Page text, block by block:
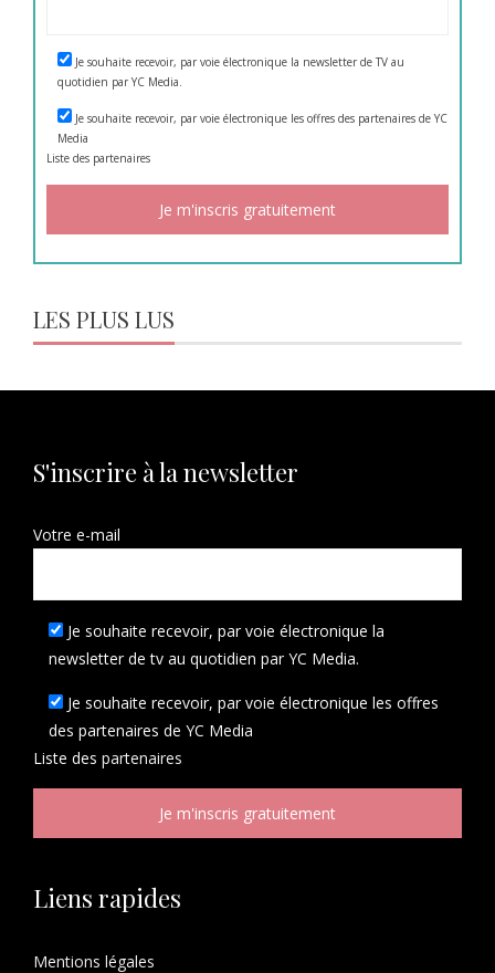
Je souhaite recevoir, par voie électronique la newsletter de TV au
quotidien par YC Media.
Je souhaite recevoir, par voie électronique les offres des partenaires de YC
Media
Liste des partenaires
LES PLUS LUS
S'inscrire à la newsletter
Votre e-mail
Je souhaite recevoir, par voie électronique la
newsletter de tv au quotidien par YC Media.
Je souhaite recevoir, par voie électronique les offres
des partenaires de YC Media
Liste des partenaires
Liens rapides
Mentions légales